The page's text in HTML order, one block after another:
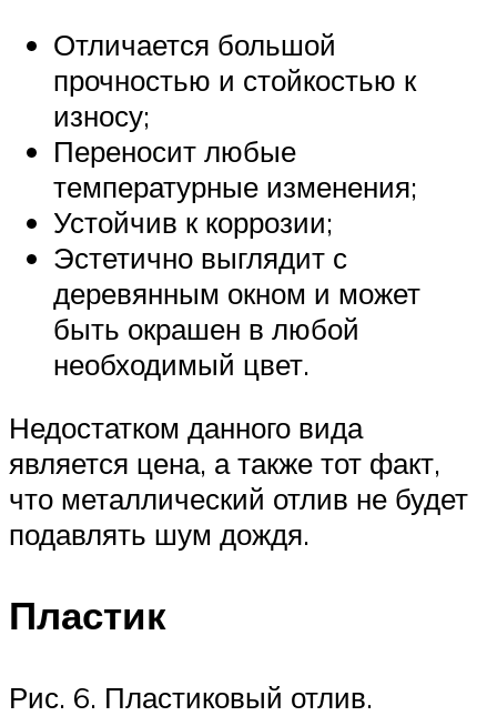
Отличается большой
прочностью и стойкостью к
износу;
Переносит любые
температурные изменения;
Устойчив к коррозии;
Эстетично выглядит с
деревянным окном и может
быть окрашен в любой
необходимый цвет.
Недостатком данного вида
является цена, а также тот факт,
что металлический отлив не будет
подавлять шум дождя.
Пластик
Рис. 6. Пластиковый отлив.